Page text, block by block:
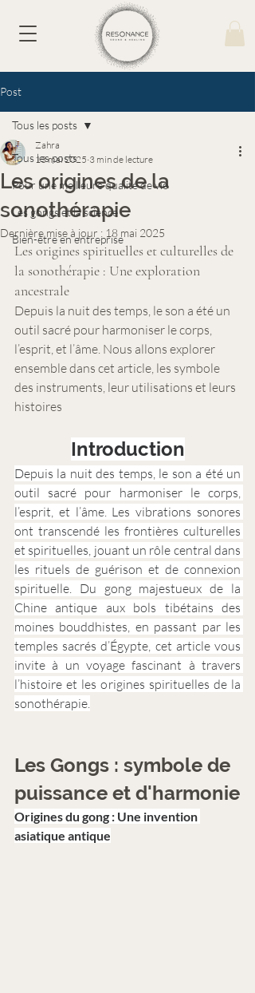
Post
Tous les posts
Pour une meilleure qualité de vie
Les gongs et la science
Bien-être en entreprise
Tous les posts
Les origines de la
sonothérapie
Zahra
13 mai 2025 3 min de lecture
Dernière mise à jour : 18 mai 2025
Les origines spirituelles et culturelles de
la sonothérapie : Une exploration
ancestrale
Depuis la nuit des temps, le son a été un
outil sacré pour harmoniser le corps,
l’esprit, et l’âme. Nous allons explorer
ensemble dans cet article, les symbole
des instruments, leur utilisations et leurs
histoires
Introduction
Depuis la nuit des temps, le son a été un
outil sacré pour harmoniser le corps,
l’esprit, et l’âme. Les vibrations sonores
ont transcendé les frontières culturelles
et spirituelles, jouant un rôle central dans
les rituels de guérison et de connexion
spirituelle. Du gong majestueux de la
Chine antique aux bols tibétains des
moines bouddhistes, en passant par les
temples sacrés d’Égypte, cet article vous
invite à un voyage fascinant à travers
l’histoire et les origines spirituelles de la
sonothérapie.
Les Gongs : symbole de
puissance et d'harmonie
Origines du gong : Une invention
asiatique antique